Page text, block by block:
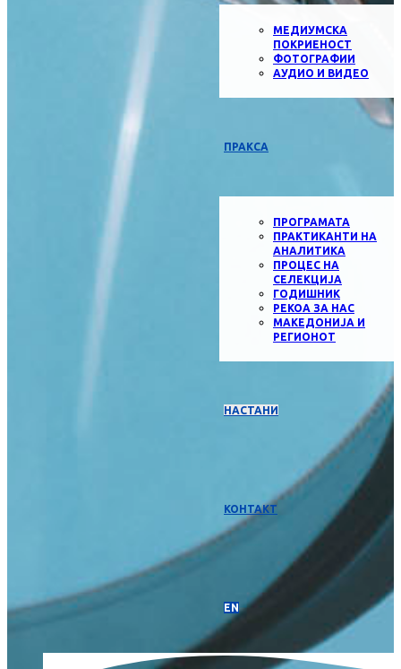
МЕДИУМСКА
ПОКРИЕНОСТ
ФОТОГРАФИИ
АУДИО И ВИДЕО
ПРАКСА
ПРОГРАМАТА
ПРАКТИКАНТИ НА
АНАЛИТИКА
ПРОЦЕС НА
СЕЛЕКЦИЈА
ГОДИШНИК
РЕКОА ЗА НАС
МАКЕДОНИЈА И
РЕГИОНОТ
НАСТАНИ
КОНТАКТ
EN